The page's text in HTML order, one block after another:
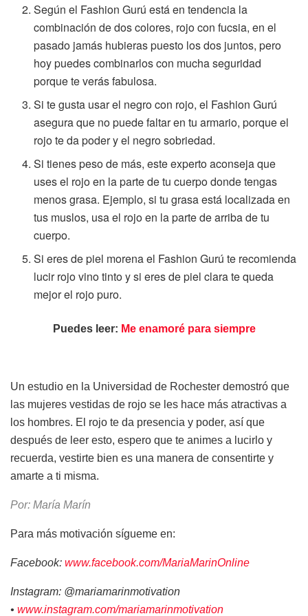
Según el Fashion Gurú está en tendencia la
combinación de dos colores, rojo con fucsia, en el
pasado jamás hubieras puesto los dos juntos, pero
hoy puedes combinarlos con mucha seguridad
porque te verás fabulosa.
Si te gusta usar el negro con rojo, el Fashion Gurú
asegura que no puede faltar en tu armario, porque el
rojo te da poder y el negro sobriedad.
Si tienes peso de más, este experto aconseja que
uses el rojo en la parte de tu cuerpo donde tengas
menos grasa. Ejemplo, si tu grasa está localizada en
tus muslos, usa el rojo en la parte de arriba de tu
cuerpo.
Si eres de piel morena el Fashion Gurú te recomienda
lucir rojo vino tinto y si eres de piel clara te queda
mejor el rojo puro.
Puedes leer: Me enamoré para siempre
Un estudio en la Universidad de Rochester demostró que
las mujeres vestidas de rojo se les hace más atractivas a
los hombres. El rojo te da presencia y poder, así que
después de leer esto, espero que te animes a lucirlo y
recuerda, vestirte bien es una manera de consentirte y
amarte a ti misma.
Por: María Marín
Para más motivación sígueme en:
Facebook: www.facebook.com/MariaMarinOnline
Instagram: @mariamarinmotivation
• www.instagram.com/mariamarinmotivation